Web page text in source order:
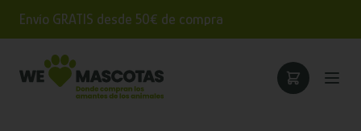
Envío GRATIS desde 50€ de compra